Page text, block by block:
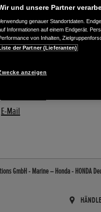
E-Mail
GmbH - Marine – Honda - HONDA
und unsere Partner
genauer Standortdaten.
Informationen auf einem Endgerät.
von Inhalten,
der Partner (Lieferanten)
anzeigen